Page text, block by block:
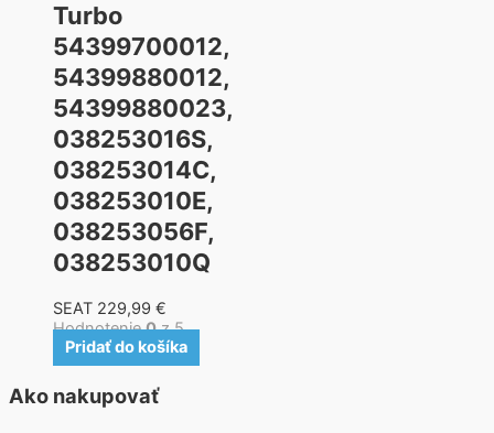
Turbo
54399700012,
54399880012,
54399880023,
038253016S,
038253014C,
038253010E,
038253056F,
038253010Q
SEAT 229,99 €
Hodnotenie0z 5
Pridať do košíka
Ako nakupovať